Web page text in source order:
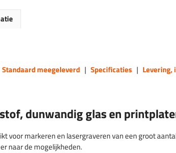
Standaard meegeleverd | Specificaties |
dunwandig glas en
voor markeren en lasergraveren van een groot
naar de mogelijkheden.